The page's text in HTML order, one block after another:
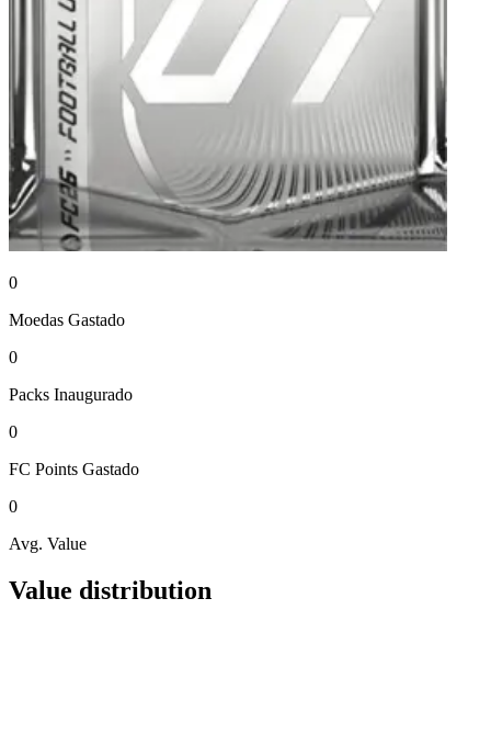
0
Moedas Gastado
0
Packs Inaugurado
0
FC Points Gastado
0
Avg. Value
Value distribution